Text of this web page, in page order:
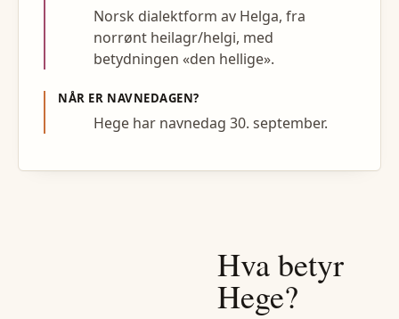
Norsk dialektform av Helga, fra
norrønt heilagr/helgi, med
betydningen «den hellige».
NÅR ER NAVNEDAGEN?
Hege har navnedag 30. september.
Hva betyr
Hege?